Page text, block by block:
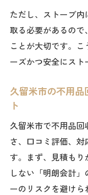
不用品回
メリット
不用品回収
れを解説
久留米市
持ち込み
ェック
口コミで
方
持ち込み処分
ただし、ストーブ
取る必要があるので
ことが大切です。
ーズかつ安全にスト
久留米市の不用
ト
久留米市で不用品
さ、口コミ評価、
す。まず、見積も
しない「明朗会計
ーのリスクを避けら